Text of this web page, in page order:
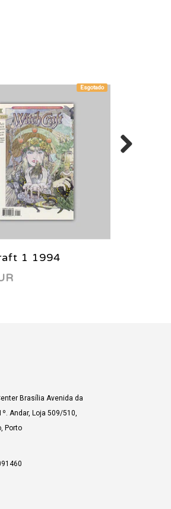
Esgotado
1 1994
Brasília Avenida da
Andar, Loja 509/510,
Porto